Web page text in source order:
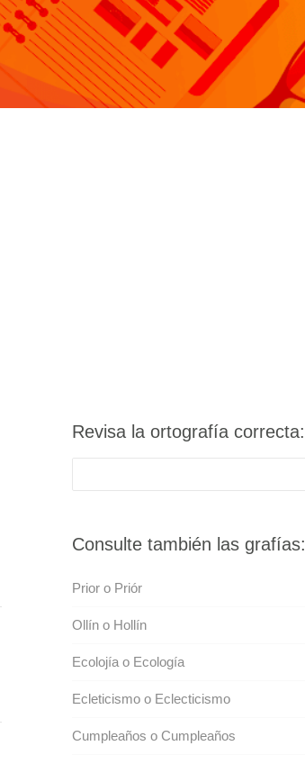
Revisa la ortografía correcta:
Consulte también las grafías:
Prior o Priór
Ollín o Hollín
Ecolojía o Ecología
Ecleticismo o Eclecticismo
Cumpleaños o Cumpleaños